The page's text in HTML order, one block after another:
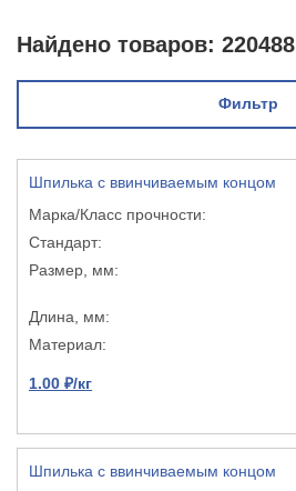
Найдено товаров: 220488
Фильтр
Шпилька с ввинчиваемым концом
1.00 ₽/кг
Шпилька с ввинчиваемым концом